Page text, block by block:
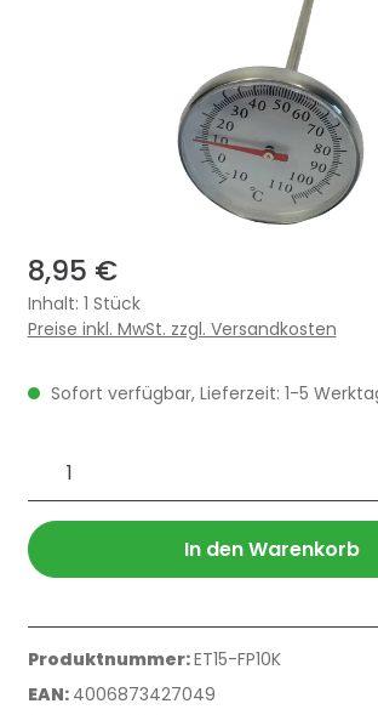
8,95 €
Inhalt: 1 Stück
Preise inkl. MwSt. zzgl. Versandkosten
Sofort verfügbar, Lieferzeit: 1-5
Produkt Anzahl: Gib
In den Warenkorb
Produktnummer:ET15-FP10K
EAN: 4006873427049